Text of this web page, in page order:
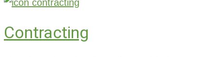
Contracting